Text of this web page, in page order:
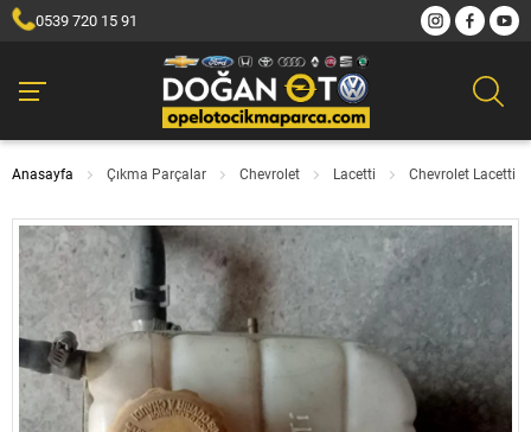
0539 720 15 91
Anasayfa Çıkma Parçalar Chevrolet Lacetti Chevrolet Lacetti